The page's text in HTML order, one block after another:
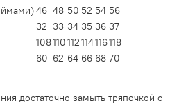
46 48 50 52 54 56
32 33 34 35 36 37
108110112114116118
60 62 64 66 68 70
достаточно замыть тряпочкой с